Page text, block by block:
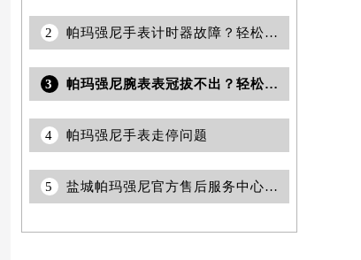
2 帕玛强尼手表计时器故障？轻松解决方法大公开
3 帕玛强尼腕表表冠拔不出？轻松解决方法大公开
4 帕玛强尼手表走停问题
5 盐城帕玛强尼官方售后服务中心｜网点地址与电话权威信息公示（2026年6月最新）